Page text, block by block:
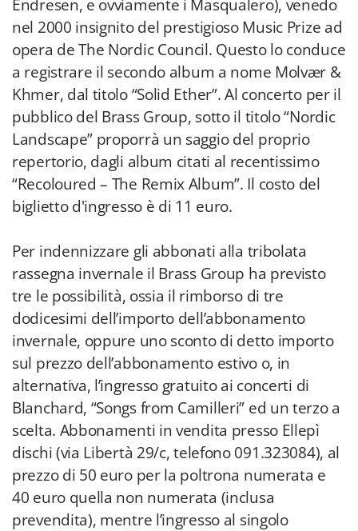
Endresen, e ovviamente i Masqualero), venedo
nel 2000 insignito del prestigioso Music Prize ad
opera de The Nordic Council. Questo lo conduce
a registrare il secondo album a nome Molvær &
Khmer, dal titolo “Solid Ether”. Al concerto per il
pubblico del Brass Group, sotto il titolo “Nordic
Landscape” proporrà un saggio del proprio
repertorio, dagli album citati al recentissimo
“Recoloured – The Remix Album”. Il costo del
biglietto d'ingresso è di 11 euro.
Per indennizzare gli abbonati alla tribolata
rassegna invernale il Brass Group ha previsto
tre le possibilità, ossia il rimborso di tre
dodicesimi dell’importo dell’abbonamento
invernale, oppure uno sconto di detto importo
sul prezzo dell’abbonamento estivo o, in
alternativa, l’ingresso gratuito ai concerti di
Blanchard, “Songs from Camilleri” ed un terzo a
scelta. Abbonamenti in vendita presso Ellepì
dischi (via Libertà 29/c, telefono 091.323084), al
prezzo di 50 euro per la poltrona numerata e
40 euro quella non numerata (inclusa
prevendita), mentre l’ingresso al singolo